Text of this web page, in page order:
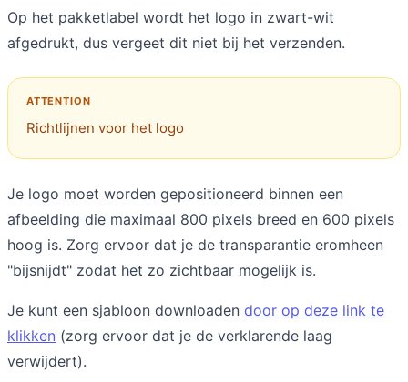
Op het pakketlabel wordt het logo in zwart-wit
afgedrukt, dus vergeet dit niet bij het verzenden.
Richtlijnen voor het logo
Je logo moet worden gepositioneerd binnen een
afbeelding die maximaal 800 pixels breed en 600 pixels
hoog is. Zorg ervoor dat je de transparantie eromheen
"bijsnijdt" zodat het zo zichtbaar mogelijk is.
Je kunt een sjabloon downloaden door op deze link te
klikken (zorg ervoor dat je de verklarende laag
verwijdert).